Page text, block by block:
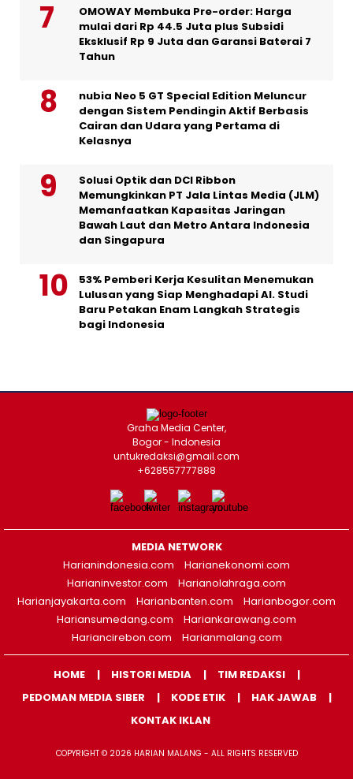
OMOWAY Membuka Pre-order: Harga
mulai dari Rp 44.5 Juta plus Subsidi
Eksklusif Rp 9 Juta dan Garansi Baterai 7
Tahun
nubia Neo 5 GT Special Edition Meluncur
dengan Sistem Pendingin Aktif Berbasis
Cairan dan Udara yang Pertama di
Kelasnya
Solusi Optik dan DCI Ribbon
Memungkinkan PT Jala Lintas Media (JLM)
Memanfaatkan Kapasitas Jaringan
Bawah Laut dan Metro Antara Indonesia
dan Singapura
53% Pemberi Kerja Kesulitan Menemukan
Lulusan yang Siap Menghadapi AI. Studi
Baru Petakan Enam Langkah Strategis
bagi Indonesia
Graha Media Center,
Bogor - Indonesia
untukredaksi@gmail.com
+628557777888
MEDIA NETWORK
Harianindonesia.com
Harianekonomi.com
Harianinvestor.com
Harianolahraga.com
Harianjayakarta.com
Harianbanten.com
Harianbogor.com
Hariansumedang.com
Hariankarawang.com
Hariancirebon.com
Harianmalang.com
HOME HISTORI MEDIA
TIM REDAKSI
PEDOMAN MEDIA SIBER
KODE ETIK
HAK JAWAB
KONTAK IKLAN
COPYRIGHT © 2026 HARIAN MALANG - ALL RIGHTS RESERVED